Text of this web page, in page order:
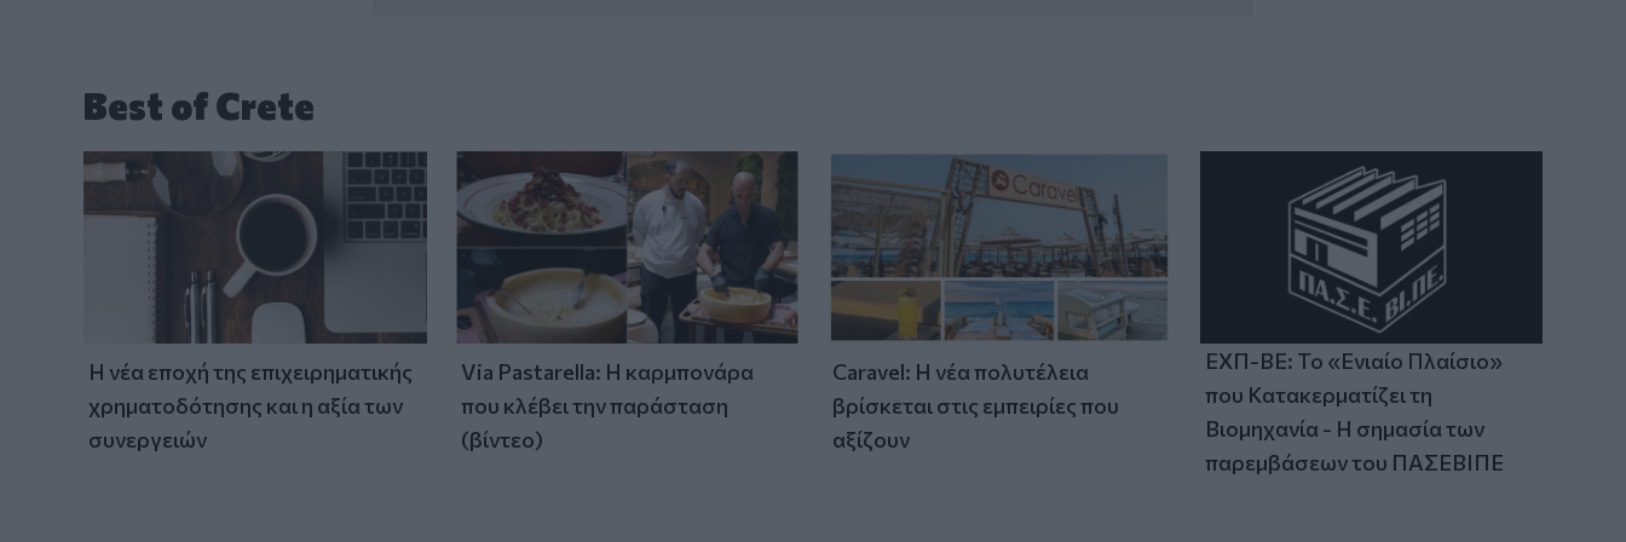
Best of Crete
Η νέα εποχή της επιχειρηματικής
χρηματοδότησης και η αξία των
συνεργειών
Via Pastarella: Η καρμπονάρα
που κλέβει την παράσταση
(βίντεο)
Caravel: Η νέα πολυτέλεια
βρίσκεται στις εμπειρίες που
αξίζουν
ΕΧΠ-ΒΕ: Το «Ενιαίο Πλαίσιο»
που Κατακερματίζει τη
Βιομηχανία - Η σημασία των
παρεμβάσεων του ΠΑΣΕΒΙΠΕ